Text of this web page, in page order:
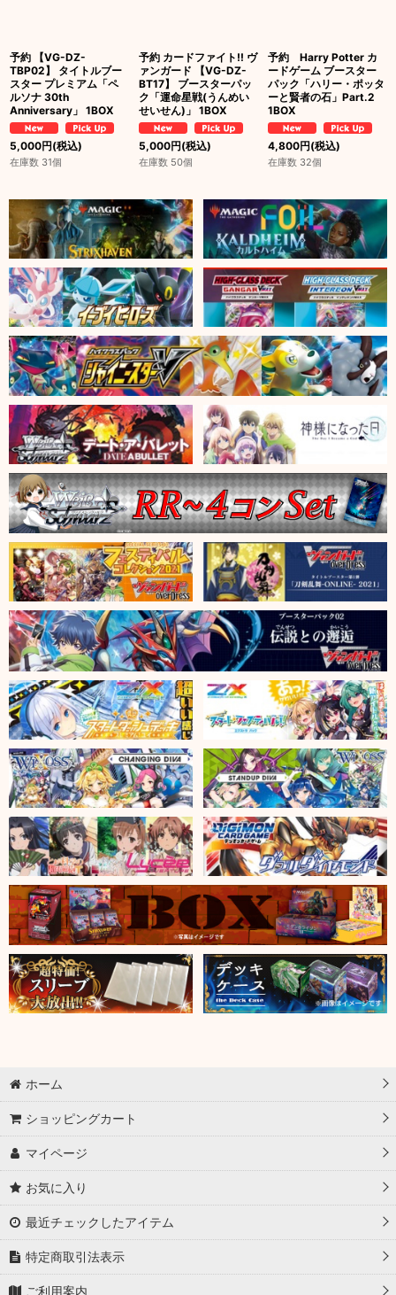
予約 【VG-DZ-
TBP02】 タイトルブー
スター プレミアム「ペ
ルソナ 30th
Anniversary」 1BOX
5,000円(税込)
在庫数 31個
予約 カードファイト!! ヴ
ァンガード 【VG-DZ-
BT17】 ブースターパッ
ク「運命星戦(うんめい
せいせん)」 1BOX
5,000円(税込)
在庫数 50個
予約 Harry Potter カ
ードゲーム ブースター
パック「ハリー・ポッタ
ーと賢者の石」Part.2
1BOX
4,800円(税込)
在庫数 32個
ホーム
ショッピングカート
マイページ
お気に入り
最近チェックしたアイテム
特定商取引法表示
ご利用案内